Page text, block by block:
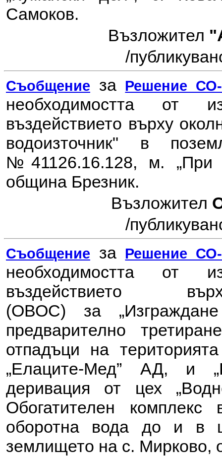
Самоков.
Възложител
/
Съобщение за Решение СО-
необходимостта от
въздействието върху
водоизточник" в
№41126.16.128, м. „При
община Брезник.
Възложител
/
Съобщение за Решение СО-
необходимостта от
въздействието
(ОВОС) за
предварително
отпадъци на
„Елаците-Мед” АД, и
деривация от цех
Обогатителен
оборотна вода до и в
землището на с. Мирково,